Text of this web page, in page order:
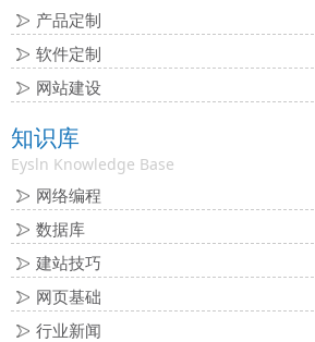
产品定制
软件定制
网站建设
知识库
Eysln Knowledge Base
网络编程
数据库
建站技巧
网页基础
行业新闻